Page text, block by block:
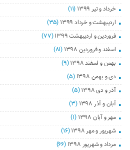
خرداد و تیر ۱۳۹۹
(۱۱)
اردیبهشت و خرداد ۱۳۹۹
(۳۵)
فروردین و اردیبهشت ۱۳۹۹
(۷۷)
اسفند و فروردین ۱۳۹۸
(۸۱)
بهمن و اسفند ۱۳۹۸
(۹)
دی و بهمن ۱۳۹۸
(۵)
آذر و دی ۱۳۹۸
(۵)
آبان و آذر ۱۳۹۸
(۳)
مهر و آبان ۱۳۹۸
(۱)
شهریور و مهر ۱۳۹۸
(۱۶)
مرداد و شهریور ۱۳۹۸
(۶۶)